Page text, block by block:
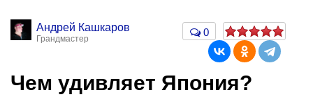
Андрей Кашкаров
Грандмастер
0
Чем удивляет Япония?